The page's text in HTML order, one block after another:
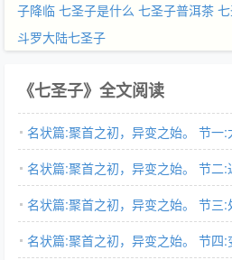
子降临 七圣子是什么 七圣子普洱茶
斗罗大陆七圣子
《七圣子》全文阅读
名状篇:聚首之初，异变之始。 节一:
名状篇:聚首之初，异变之始。 节二:
名状篇:聚首之初，异变之始。 节三:
名状篇:聚首之初，异变之始。 节四: